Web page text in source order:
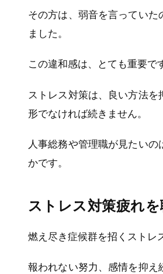
その方は、弱音を言ってい
ました。
この違和感は、とても重要で
ストレス対策は、良い方法
形でなければ続きません。
人事総務や管理職が見たい
かです。
ストレス対策疲れ
燃え尽き症候群を招くストレ
報われない努力、感情を抑